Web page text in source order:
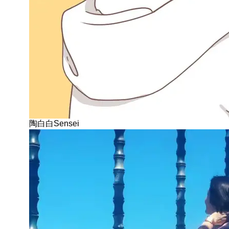
陶白白Sensei